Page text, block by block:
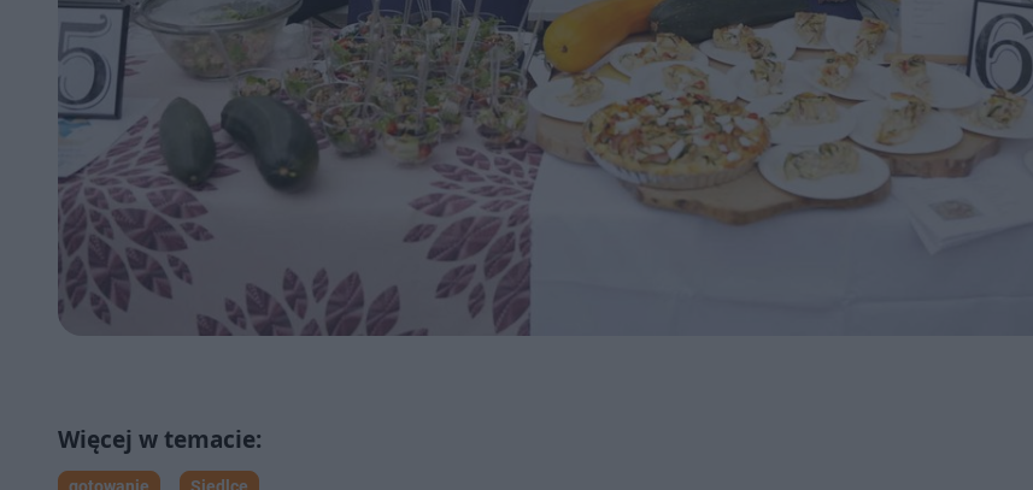
gotowanie Siedlce